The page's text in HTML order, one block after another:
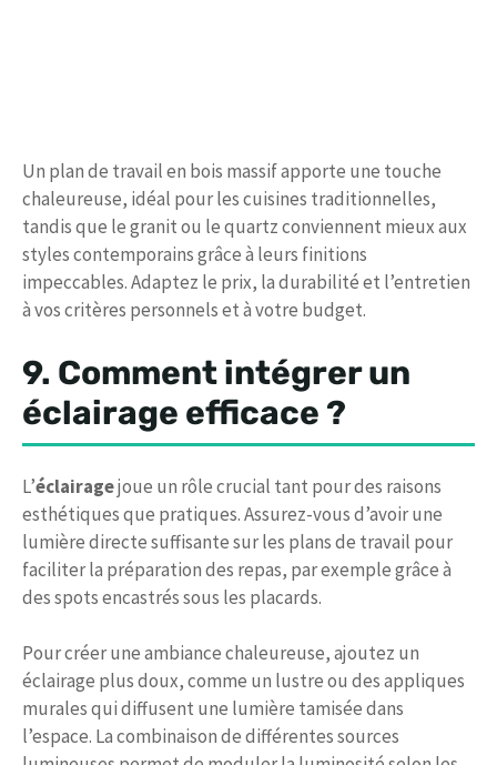
Un plan de travail en bois massif apporte une touche
chaleureuse, idéal pour les cuisines traditionnelles,
tandis que le granit ou le quartz conviennent mieux aux
styles contemporains grâce à leurs finitions
impeccables. Adaptez le prix, la durabilité et l’entretien
à vos critères personnels et à votre budget.
9. Comment intégrer un
éclairage efficace ?
L’éclairagejoue un rôle crucial tant pour des raisons
esthétiques que pratiques. Assurez-vous d’avoir une
lumière directe suffisante sur les plans de travail pour
faciliter la préparation des repas, par exemple grâce à
des spots encastrés sous les placards.
Pour créer une ambiance chaleureuse, ajoutez un
éclairage plus doux, comme un lustre ou des appliques
murales qui diffusent une lumière tamisée dans
l’espace. La combinaison de différentes sources